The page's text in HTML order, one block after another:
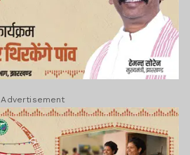
Advertisement